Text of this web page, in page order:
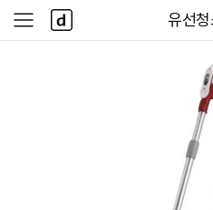
다나와
유선청
사
이
다
나
와